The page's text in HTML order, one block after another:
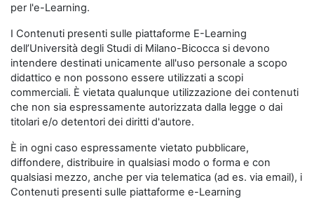
per l'e-Learning.
I Contenuti presenti sulle piattaforme E-Learning
dell’Università degli Studi di Milano-Bicocca si devono
intendere destinati unicamente all'uso personale a scopo
didattico e non possono essere utilizzati a scopi
commerciali. È vietata qualunque utilizzazione dei contenuti
che non sia espressamente autorizzata dalla legge o dai
titolari e/o detentori dei diritti d'autore.
È in ogni caso espressamente vietato pubblicare,
diffondere, distribuire in qualsiasi modo o forma e con
qualsiasi mezzo, anche per via telematica (ad es. via email), i
Contenuti presenti sulle piattaforme e-Learning